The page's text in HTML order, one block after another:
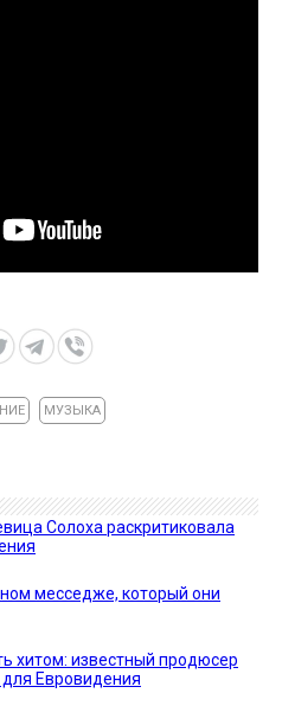
МУЗЫКА
Солоха раскритиковала
месседже, который они
хитом: известный продюсер
Евровидения